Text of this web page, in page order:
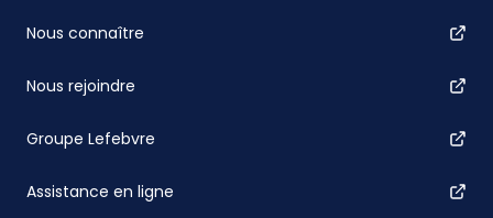
Nous connaître
Nous rejoindre
Groupe Lefebvre
Assistance en ligne